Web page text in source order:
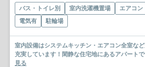
バス・トイレ別 室内洗濯機置場 エアコン
電気有
駐輪場
室内設備はシステムキッチン・エアコン全室な
充実しています！閑静な住宅地にあるアパート
見る